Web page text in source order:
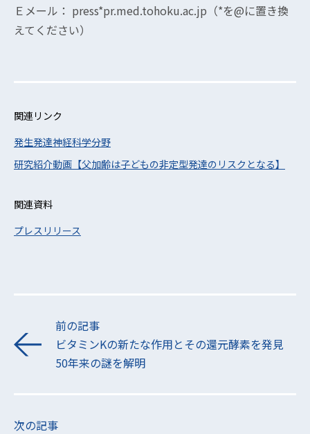
Ｅメール： press*pr.med.tohoku.ac.jp（*を@に置き換
えてください）
関連リンク
発生発達神経科学分野
研究紹介動画【父加齢は子どもの非定型発達のリスクとなる】
関連資料
プレスリリース
前の記事
ビタミンKの新たな作用とその還元酵素を発見
50年来の謎を解明
次の記事